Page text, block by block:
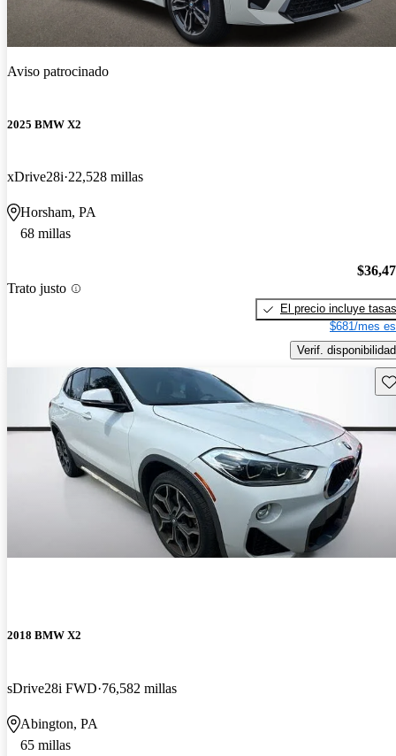
Aviso patrocinado
2025 BMW X2
xDrive28i 22,528 millas
Horsham, PA
68 millas
Trato justo
El precio incluye tasas
$681/mes
Verif. disponibilidad
2018 BMW X2
sDrive28i FWD 76,582 millas
Abington, PA
65 millas